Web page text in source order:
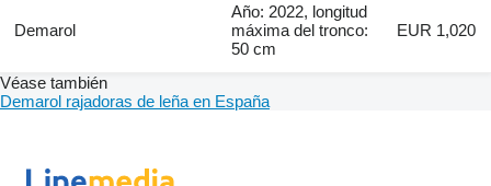
Demarol
Año: 2022, longitud
máxima del tronco:
50 cm
EUR 1,020
Véase también
Demarol rajadoras de leña en España